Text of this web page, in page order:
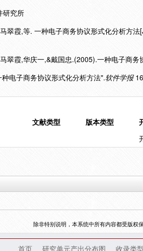
研究所
翠霞,等. 一种电子商务协议形式化分析方
翠霞,华庆一,&戴国忠.(2005).一种电子商务
电子商务协议形式化分析方法".软件学报
文献类型 版本类型
除非特别说明，本系统中所有内容都受版权
首页 研究单元产出分布图 收录类